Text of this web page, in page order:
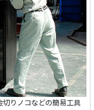
りノコなどの簡易工具